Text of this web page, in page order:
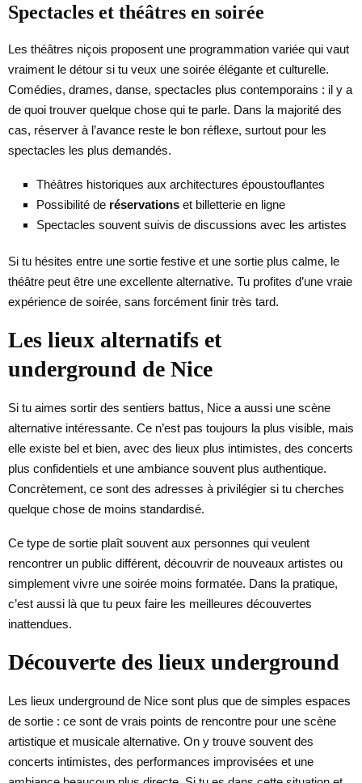
Spectacles et théâtres en soirée
Les théâtres niçois proposent une programmation variée qui vaut
vraiment le détour si tu veux une soirée élégante et culturelle.
Comédies, drames, danse, spectacles plus contemporains : il y a
de quoi trouver quelque chose qui te parle. Dans la majorité des
cas, réserver à l’avance reste le bon réflexe, surtout pour les
spectacles les plus demandés.
Théâtres historiques aux architectures époustouflantes
Possibilité de réservations et billetterie en ligne
Spectacles souvent suivis de discussions avec les artistes
Si tu hésites entre une sortie festive et une sortie plus calme, le
théâtre peut être une excellente alternative. Tu profites d’une vraie
expérience de soirée, sans forcément finir très tard.
Les lieux alternatifs et
underground de Nice
Si tu aimes sortir des sentiers battus, Nice a aussi une scène
alternative intéressante. Ce n’est pas toujours la plus visible, mais
elle existe bel et bien, avec des lieux plus intimistes, des concerts
plus confidentiels et une ambiance souvent plus authentique.
Concrètement, ce sont des adresses à privilégier si tu cherches
quelque chose de moins standardisé.
Ce type de sortie plaît souvent aux personnes qui veulent
rencontrer un public différent, découvrir de nouveaux artistes ou
simplement vivre une soirée moins formatée. Dans la pratique,
c’est aussi là que tu peux faire les meilleures découvertes
inattendues.
Découverte des lieux underground
Les lieux underground de Nice sont plus que de simples espaces
de sortie : ce sont de vrais points de rencontre pour une scène
artistique et musicale alternative. On y trouve souvent des
concerts intimistes, des performances improvisées et une